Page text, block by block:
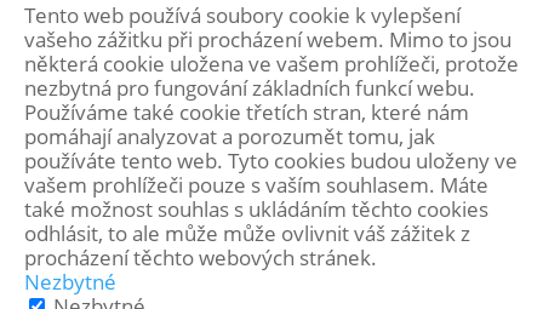
Tento web používá soubory cookie k vylepšení
vašeho zážitku při procházení webem. Mimo to jsou
některá cookie uložena ve vašem prohlížeči, protože
nezbytná pro fungování základních funkcí webu.
Používáme také cookie třetích stran, které nám
pomáhají analyzovat a porozumět tomu, jak
používáte tento web. Tyto cookies budou uloženy ve
vašem prohlížeči pouze s vaším souhlasem. Máte
také možnost souhlas s ukládáním těchto cookies
odhlásit, to ale může může ovlivnit váš zážitek z
procházení těchto webových stránek.
Nezbytné